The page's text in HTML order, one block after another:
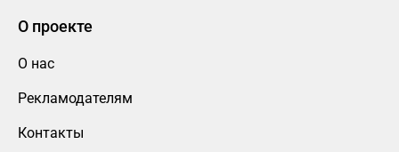
О проекте
О нас
Рекламодателям
Контакты